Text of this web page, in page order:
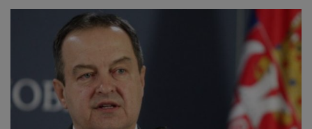
e
b
o
o
k